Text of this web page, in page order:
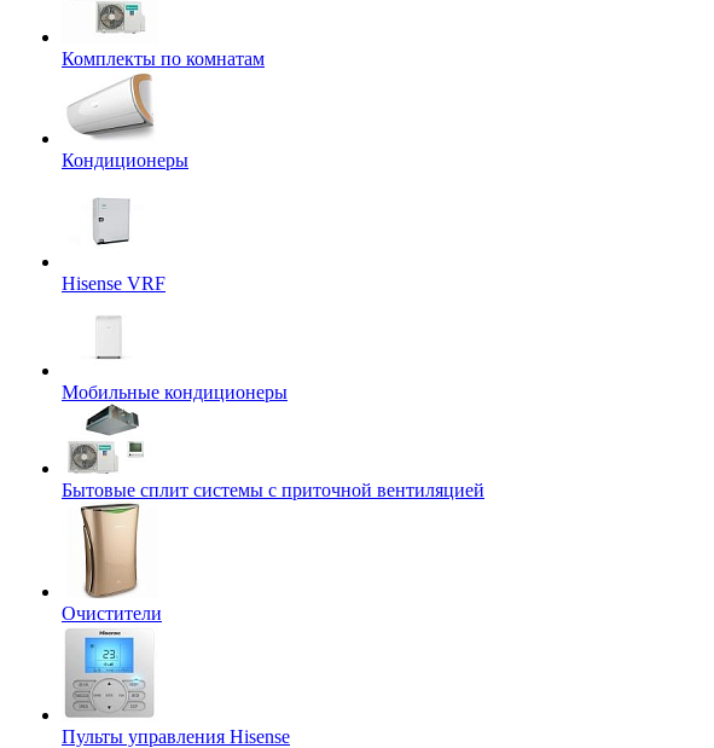
Комплекты по комнатам
Кондиционеры
Hisense VRF
Мобильные кондиционеры
Бытовые сплит системы с приточной вентиляцией
Очистители
Пульты управления Hisense